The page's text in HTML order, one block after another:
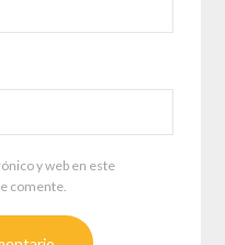
y web en este
comente.